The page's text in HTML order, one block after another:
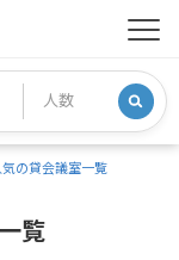
気の貸会議室一覧
覧